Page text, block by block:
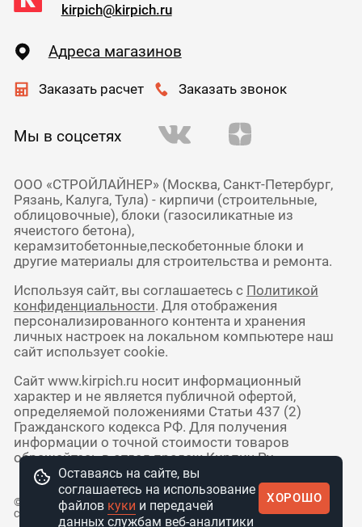
kirpich@kirpich.ru
Адреса магазинов
Заказать расчет Заказать звонок
Мы в соцсетях
ООО «СТРОЙЛАЙНЕР» (Москва, Санкт-Петербург,
Рязань, Калуга, Тула) - кирпичи (строительные,
облицовочные), блоки (газосиликатные из
ячеистого бетона),
керамзитобетонные,пескобетонные блоки и
другие материалы для строительства и ремонта.
Используя сайт, вы соглашаетесь с Политикой
конфиденциальности. Для отображения
персонализированного контента и хранения
личных настроек на локальном компьютере наш
сайт использует cookie.
Сайт www.kirpich.ru носит информационный
характер и не является публичной офертой,
определяемой положениями Статьи 437 (2)
Гражданского кодекса РФ. Для получения
информации о точной стоимости товаров
обращайтесь в отдел продаж Кирпич Ру.
© 2010 - 2026 Интернет-магазин
стройматериалов КирпичРУ
Оставаясь на сайте, вы
соглашаетесь на использование
файлов куки и передачей
данных службам веб-аналитики
ХОРОШО